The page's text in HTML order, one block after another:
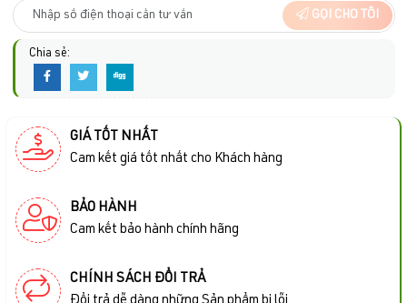
GỌI CHO TÔI
Chia sẻ:
GIÁ TỐT NHẤT
Cam kết giá tốt nhất cho Khách hàng
BẢO HÀNH
Cam kết bảo hành chính hãng
CHÍNH SÁCH ĐỔI TRẢ